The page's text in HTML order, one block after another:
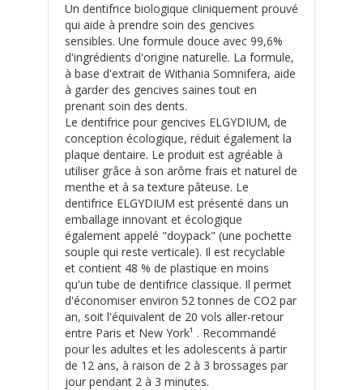
Un dentifrice biologique cliniquement prouvé
qui aide à prendre soin des gencives
sensibles. Une formule douce avec 99,6%
d'ingrédients d'origine naturelle. La formule,
à base d'extrait de Withania Somnifera, aide
à garder des gencives saines tout en
prenant soin des dents.
Le dentifrice pour gencives ELGYDIUM, de
conception écologique, réduit également la
plaque dentaire. Le produit est agréable à
utiliser grâce à son arôme frais et naturel de
menthe et à sa texture pâteuse. Le
dentifrice ELGYDIUM est présenté dans un
emballage innovant et écologique
également appelé "doypack" (une pochette
souple qui reste verticale). Il est recyclable
et contient 48 % de plastique en moins
qu'un tube de dentifrice classique. Il permet
d'économiser environ 52 tonnes de CO2 par
an, soit l'équivalent de 20 vols aller-retour
entre Paris et New York¹ . Recommandé
pour les adultes et les adolescents à partir
de 12 ans, à raison de 2 à 3 brossages par
jour pendant 2 à 3 minutes.